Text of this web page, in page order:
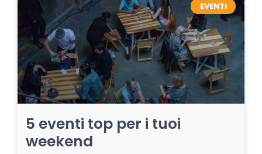
EVENTI
5 eventi top per i tuoi
weekend